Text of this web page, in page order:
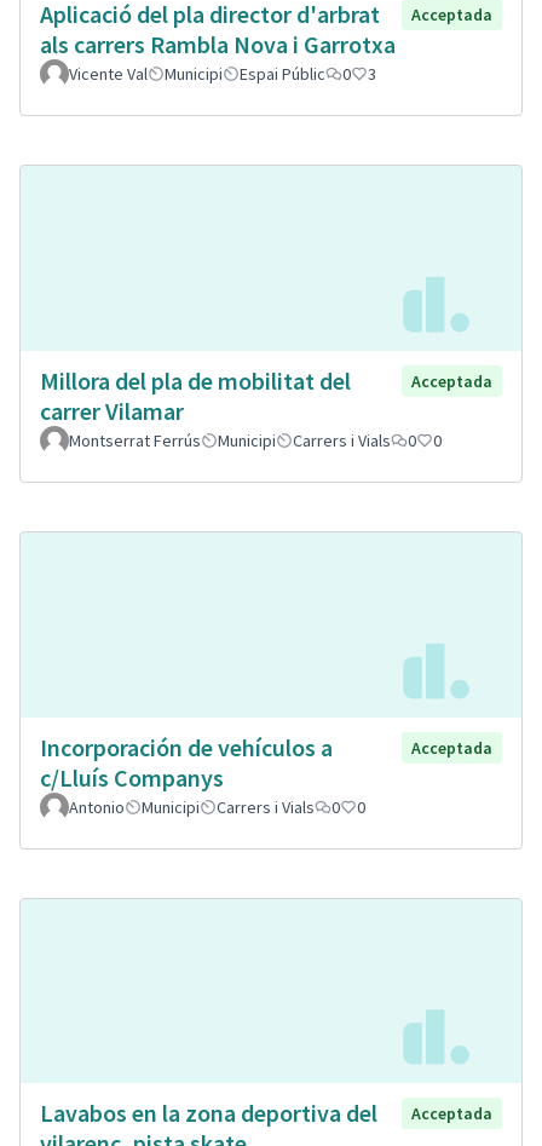
Aplicació del pla director d'arbrat
als carrers Rambla Nova i Garrotxa
Acceptada
Vicente Val Municipi Espai Públic 0 3
Millora del pla de mobilitat del
carrer Vilamar
Acceptada
Montserrat Ferrús Municipi Carrers i Vials 0 0
Incorporación de vehículos a
c/Lluís Companys
Acceptada
Antonio Municipi Carrers i Vials 0 0
Lavabos en la zona deportiva del
Acceptada